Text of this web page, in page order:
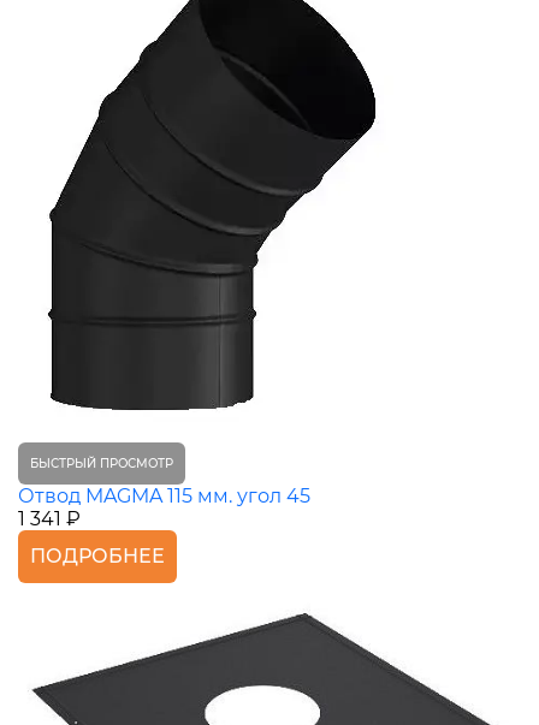
БЫСТРЫЙ ПРОСМОТР
Отвод MAGMA 115 мм. угол 45
1 341 ₽
ПОДРОБНЕЕ